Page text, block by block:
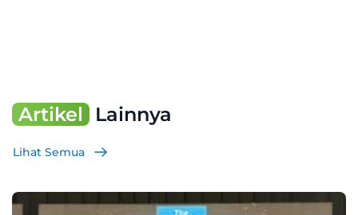
Artikel Lainnya
Lihat Semua